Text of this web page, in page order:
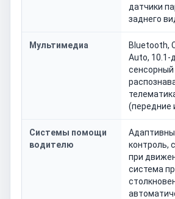
датчики
заднего
Мультимедиа
Bluetooth,
Auto,
сенсорный
(передние
Системы помощи
водителю
контроль,
при
система